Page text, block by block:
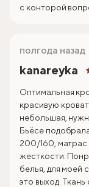
с конторой
kanareyka
полгода назад
Оптимальная
красивую
небольшая,
Бьёсе
200/160, матрас
жесткости.
белья, для моей
это выход.